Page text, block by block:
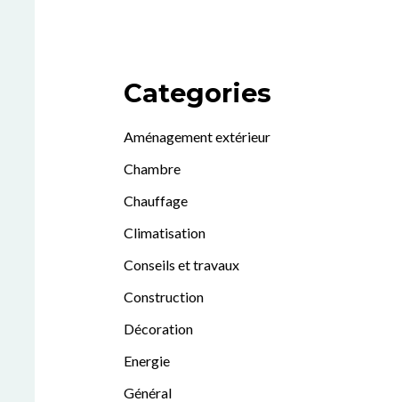
Categories
Aménagement extérieur
Chambre
Chauffage
Climatisation
Conseils et travaux
Construction
Décoration
Energie
Général